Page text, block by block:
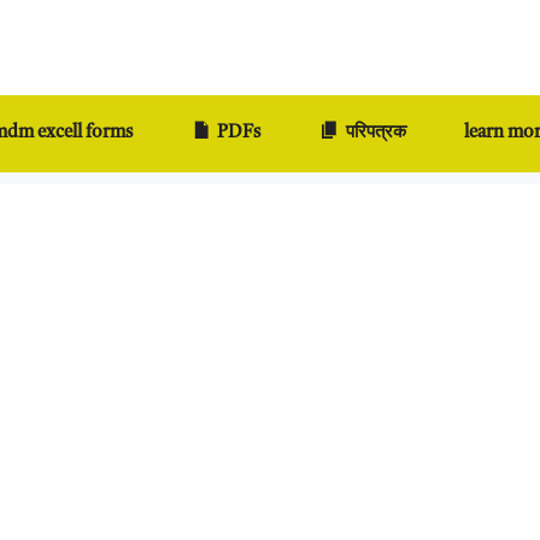
excell forms PDFs परिपत्रक learn